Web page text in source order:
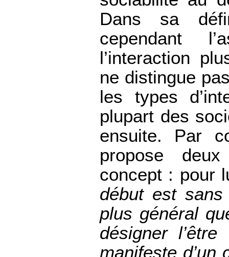
Dans sa
cependant
l’interaction
ne distingue
les types
plupart des
ensuite. Par
propose
concept : pour
début est
plus général
désigner
manifeste d’un